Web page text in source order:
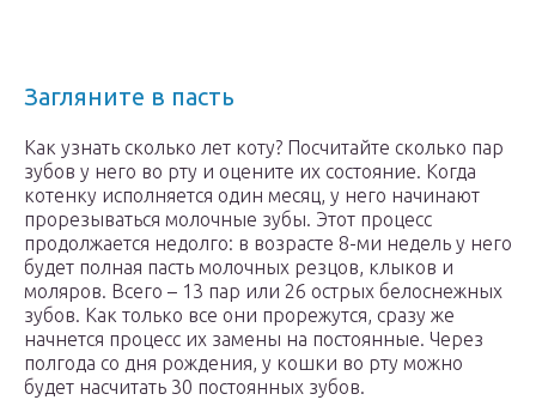
Загляните в пасть
Как узнать сколько лет коту? Посчитайте сколько пар
зубов у него во рту и оцените их состояние. Когда
котенку исполняется один месяц, у него начинают
прорезываться молочные зубы. Этот процесс
продолжается недолго: в возрасте 8-ми недель у него
будет полная пасть молочных резцов, клыков и
моляров. Всего – 13 пар или 26 острых белоснежных
зубов. Как только все они прорежутся, сразу же
начнется процесс их замены на постоянные. Через
полгода со дня рождения, у кошки во рту можно
будет насчитать 30 постоянных зубов.